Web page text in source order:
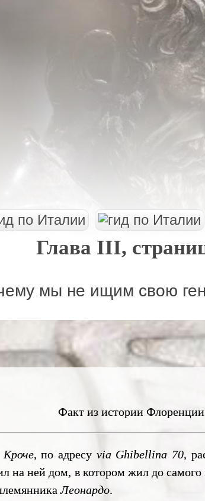
Глава III,
мы не ищим свою
Факт из истории
, по адресу via Ghibellina 70,
на ней дом, в котором жил до
Леонардо.